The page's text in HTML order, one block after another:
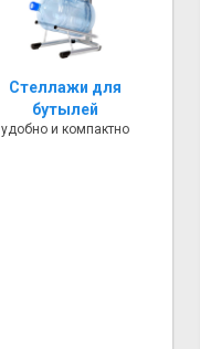
Стеллажи для
бутылей
удобно и компактно